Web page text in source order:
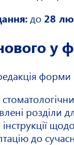
до 28
у
розділи
до